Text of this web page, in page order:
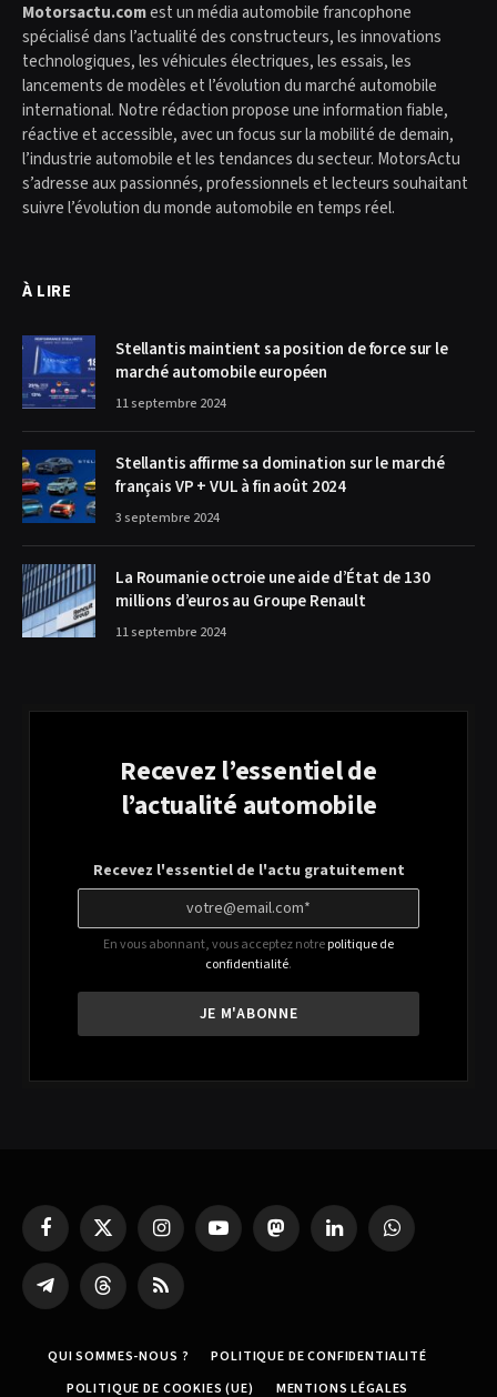
Motorsactu.comest un média automobile francophone
spécialisé dans l’actualité des constructeurs, les innovations
technologiques, les véhicules électriques, les essais, les
lancements de modèles et l’évolution du marché automobile
international. Notre rédaction propose une information fiable,
réactive et accessible, avec un focus sur la mobilité de demain,
l’industrie automobile et les tendances du secteur. MotorsActu
s’adresse aux passionnés, professionnels et lecteurs souhaitant
suivre l’évolution du monde automobile en temps réel.
À LIRE
Stellantis maintient sa position de force sur le
marché automobile européen
11 septembre 2024
Stellantis affirme sa domination sur le marché
français VP + VUL à fin août 2024
3 septembre 2024
La Roumanie octroie une aide d’État de 130
millions d’euros au Groupe Renault
11 septembre 2024
Recevez l’essentiel de
l’actualité automobile
Recevez l'essentiel de l'actu gratuitement
En vous abonnant, vous acceptez notrepolitique de
confidentialité.
FacebookX
(Twitter)
InstagramYouTube MastodonLinkedIn WhatsApp
Partager
sur
Threads RSS
QUI SOMMES-NOUS ?
POLITIQUE DE CONFIDENTIALITÉ
POLITIQUE DE COOKIES (UE)
MENTIONS LÉGALES